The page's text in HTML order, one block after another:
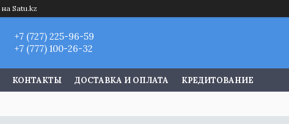
на Satu.kz
+7 (727) 225-96-59
+7 (777) 100-26-32
КОНТАКТЫ ДОСТАВКА И ОПЛАТА КРЕДИТОВАНИЕ